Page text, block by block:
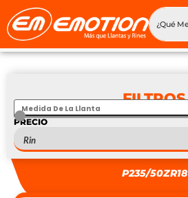
FILTROS
PRECIO
P235/50ZR18